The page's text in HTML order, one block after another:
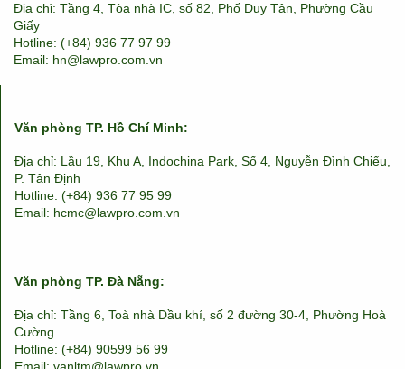
Địa chỉ: Tầng 4, Tòa nhà IC, số 82, Phố Duy Tân, Phường Cầu
Giấy
Hotline: (+84) 936 77 97 99
Email: hn@lawpro.com.vn
Văn phòng TP. Hồ Chí Minh:
Địa chỉ: Lầu 19, Khu A, Indochina Park, Số 4, Nguyễn Đình Chiểu,
P. Tân Định
Hotline: (+84) 936 77 95 99
Email: hcmc@lawpro.com.vn
Văn phòng TP. Đà Nẵng:
Địa chỉ: Tầng 6, Toà nhà Dầu khí, số 2 đường 30-4, Phường Hoà
Cường
Hotline: (+84) 90599 56 99